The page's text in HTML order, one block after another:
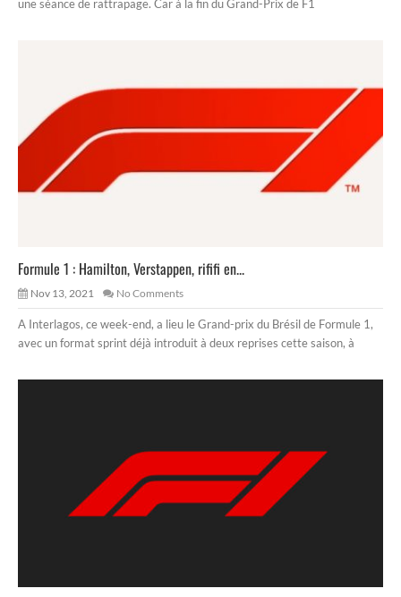
une séance de rattrapage. Car à la fin du Grand-Prix de F1
Formule 1 : Hamilton, Verstappen, rififi en...
Nov 13, 2021 No Comments
A Interlagos, ce week-end, a lieu le Grand-prix du Brésil de Formule 1,
avec un format sprint déjà introduit à deux reprises cette saison, à